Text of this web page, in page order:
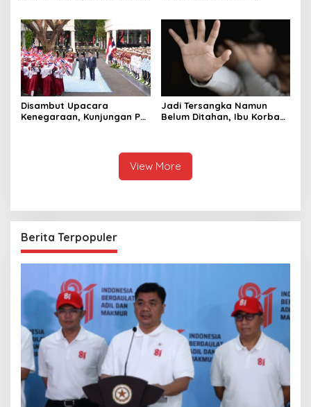
Raja Thailand
Disambut Upacara
Kenegaraan, Kunjungan PM
Jadi Tersangka Namun
Belum Ditahan, Ibu Korban
Anaknya Hamil
View More
Berita Terpopuler